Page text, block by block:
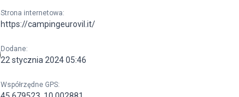
Strona internetowa:
https://campingeurovil.it/
Dodane:
22 stycznia 2024 05:46
Współrzędne GPS: